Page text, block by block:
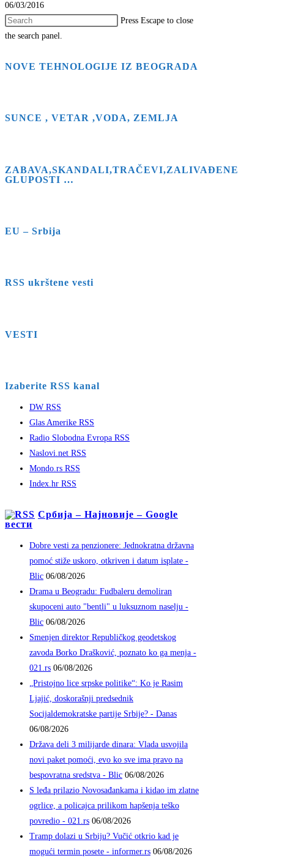
06/03/2016
Press Escape to close
the search panel.
NOVE TEHNOLOGIJE IZ BEOGRADA
SUNCE , VETAR ,VODA, ZEMLJA
ZABAVA,SKANDALI,TRAČEVI,ZALIVAĐENE
GLUPOSTI …
EU – Srbija
RSS ukrštene vesti
VESTI
Izaberite RSS kanal
DW RSS
Glas Amerike RSS
Radio Slobodna Evropa RSS
Naslovi.net RSS
Mondo.rs RSS
Index.hr RSS
Србија – Најновије – Google
вести
Dobre vesti za penzionere: Jednokratna državna
pomoć stiže uskoro, otkriven i datum isplate -
Blic 06/08/2026
Drama u Beogradu: Fudbaleru demoliran
skupoceni auto "bentli" u luksuznom naselju -
Blic 06/08/2026
Smenjen direktor Republičkog geodetskog
zavoda Borko Drašković, poznato ko ga menja -
021.rs 06/08/2026
„Pristojno lice srpske politike“: Ko je Rasim
Ljajić, doskorašnji predsednik
Socijaldemokratske partije Srbije? - Danas
06/08/2026
Država deli 3 milijarde dinara: Vlada usvojila
novi paket pomoći, evo ko sve ima pravo na
bespovratna sredstva - Blic 06/08/2026
S leđa prilazio Novosađankama i kidao im zlatne
ogrlice, a policajca prilikom hapšenja teško
povredio - 021.rs 06/08/2026
Tramp dolazi u Srbiju? Vučić otkrio kad je
mogući termin posete - informer.rs 06/08/2026